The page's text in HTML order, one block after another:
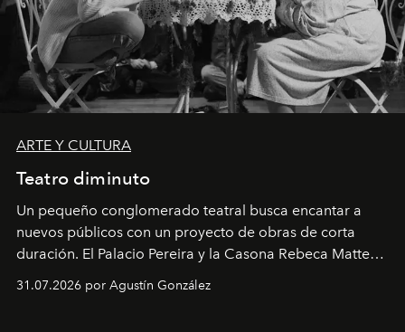
ARTE Y CULTURA
Teatro diminuto
Un pequeño conglomerado teatral busca encantar a
nuevos públicos con un proyecto de obras de corta
duración. El Palacio Pereira y la Casona Rebeca Matte
miniobras. Sus puestas en escena son limpias; ponen el
31.07.2026 por Agustín González